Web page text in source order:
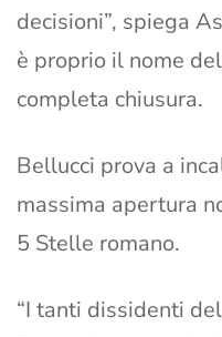
decisioni”, spiega
è proprio il nome
completa chiusura.
Bellucci prova a
massima apertura
5 Stelle romano.
“I tanti dissidenti